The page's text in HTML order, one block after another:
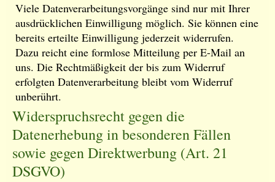
Viele Datenverarbeitungsvorgänge sind nur mit Ihrer
ausdrücklichen Einwilligung möglich. Sie können eine
bereits erteilte Einwilligung jederzeit widerrufen.
Dazu reicht eine formlose Mitteilung per E-Mail an
uns. Die Rechtmäßigkeit der bis zum Widerruf
erfolgten Datenverarbeitung bleibt vom Widerruf
unberührt.
Widerspruchsrecht gegen die
Datenerhebung in besonderen Fällen
sowie gegen Direktwerbung (Art. 21
DSGVO)